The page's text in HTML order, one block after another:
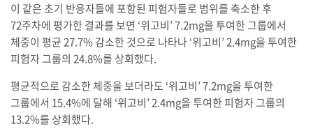
이 같은 초기 반응자들에 포함된 피험자들로 범위를 축소한 후
72주차에 평가한 결과를 보면 ‘위고비’ 7.2mg을 투여한 그룹에서
체중이 평균 27.7% 감소한 것으로 나타나 ‘위고비’ 2.4mg을 투여한
피험자 그룹의 24.8%를 상회했다.
평균적으로 감소한 체중을 보더라도 ‘위고비’ 7.2mg을 투여한
그룹에서 15.4%에 달해 ‘위고비’ 2.4mg을 투여한 피험자 그룹의
13.2%를 상회했다.